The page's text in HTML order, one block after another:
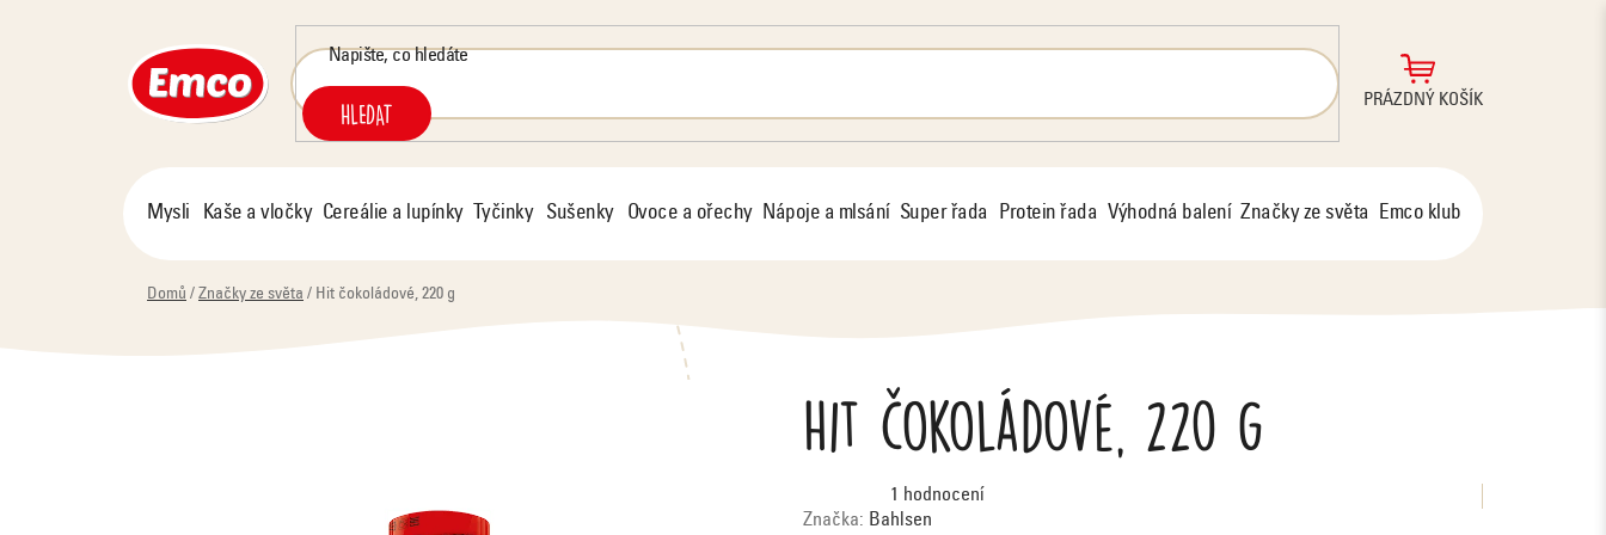
HLEDAT
NÁKUPNÍ
PRÁZDNÝ KOŠÍK
Mysli Kaše a vločky Cereálie a lupínky Tyčinky Sušenky Ovoce a ořechy Nápoje a mlsání Super řada Protein řada Výhodná balení Značky ze světa Emco klub
Domů / Značky ze světa / Hit čokoládové, 220 g
Hit čokoládové, 220 g
Průměrné
hodnocení
produktu
je
1 hodnocení
Značka: Bahlsen